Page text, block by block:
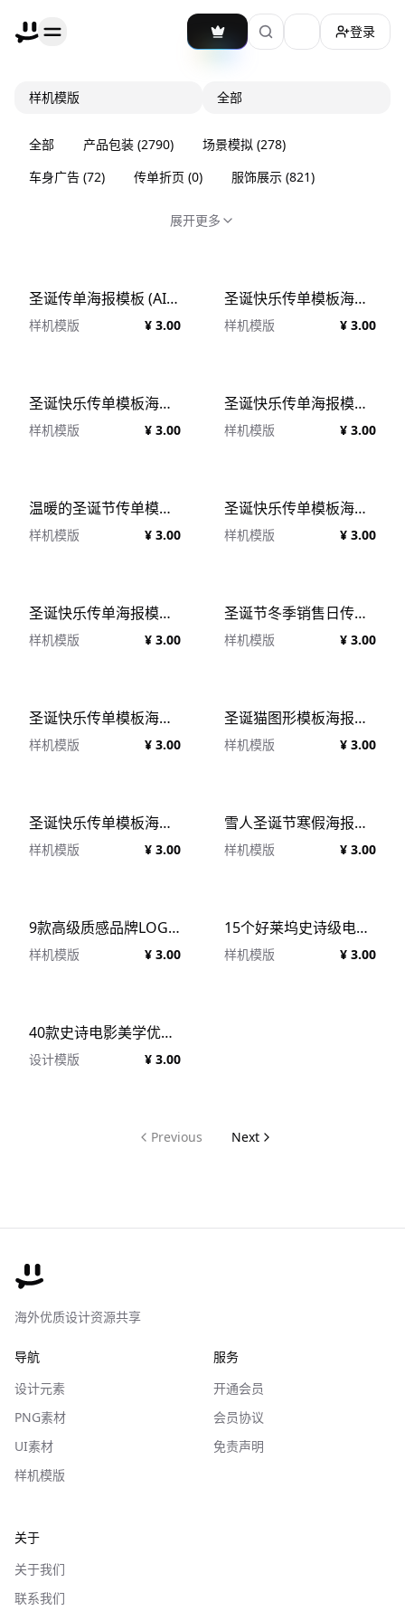
加载主题切换
登录
样机模版 全部
全部 产品包装 (2790) 场景模拟 (278)
车身广告 (72) 传单折页 (0) 服饰展示 (821)
展开更多
圣诞传单海报模板 (AI,EPS,PDF,PNG)
样机模版 ¥ 3.00
圣诞快乐传单模板海报模板 (PSD)
样机模版 ¥ 3.00
圣诞快乐传单模板海报模板 (PSD)
样机模版 ¥ 3.00
圣诞快乐传单海报模板 (PSD)
样机模版 ¥ 3.00
温暖的圣诞节传单模板海报模板 (PSD)
样机模版 ¥ 3.00
圣诞快乐传单模板海报模板 (PSD)
样机模版 ¥ 3.00
圣诞快乐传单海报模板 (PSD)
样机模版 ¥ 3.00
圣诞节冬季销售日传单模板海报模板 (PSD)
样机模版 ¥ 3.00
圣诞快乐传单模板海报模板 (PSD)
样机模版 ¥ 3.00
圣诞猫图形模板海报模板 (AI,EPS,SVG)
样机模版 ¥ 3.00
圣诞快乐传单模板海报模板 (PSD)
样机模版 ¥ 3.00
雪人圣诞节寒假海报模板 (AI,PSD)
样机模版 ¥ 3.00
9款高级质感品牌LOGO设计信封名片信纸手提袋展示贴图PSD样机模板素材 Brown Branding Mockup Set
样机模版 ¥ 3.00
15个好莱坞史诗级电影预告片剧院竖屏电影海报PSD模板 Movie Poster Templates
样机模版 ¥ 3.00
40款史诗电影美学优雅封面演员名册小红书竖幅海报设计PSD模板 Pixflow Movie Posters Vol.1
设计模版 ¥ 3.00
Previous Next
海外优质设计资源共享
导航
设计元素
PNG素材
UI素材
样机模版
服务
开通会员
会员协议
免责声明
关于
关于我们
联系我们